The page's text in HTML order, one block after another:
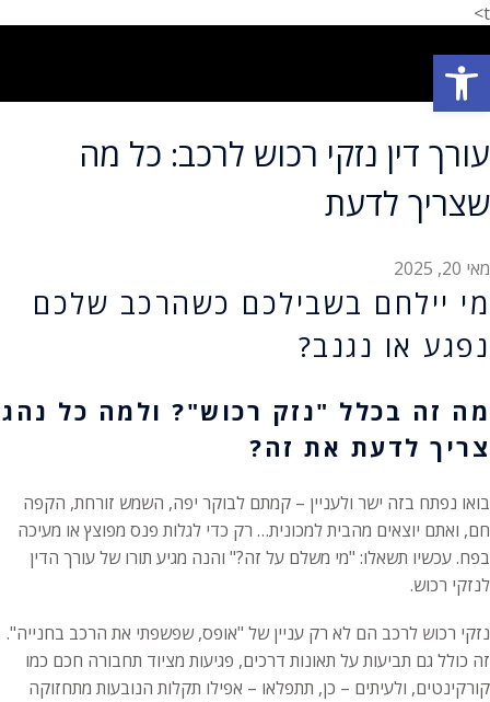
t>
עורך דין נזקי רכוש לרכב: כל מה
שצריך לדעת
מאי 20, 2025
מי יילחם בשבילכם כשהרכב שלכם
נפגע או נגנב?
מה זה בכלל "נזק רכוש"? ולמה כל נהג
צריך לדעת את זה?
בואו נפתח בזה ישר ולעניין – קמתם לבוקר יפה, השמש זורחת, הקפה
חם, ואתם יוצאים מהבית למכונית… רק כדי לגלות פנס מפוצץ או מעיכה
בפח. עכשיו תשאלו: "מי משלם על זה?" והנה מגיע תורו של עורך הדין
לנזקי רכוש.
נזקי רכוש לרכב הם לא רק עניין של "אופס, שפשפתי את הרכב בחנייה".
זה כולל גם תביעות על תאונות דרכים, פגיעות מציוד תחבורה חכם כמו
קורקינטים, ולעיתים – כן, תתפלאו – אפילו תקלות הנובעות מתחזוקה
פתח סרגל נגישות